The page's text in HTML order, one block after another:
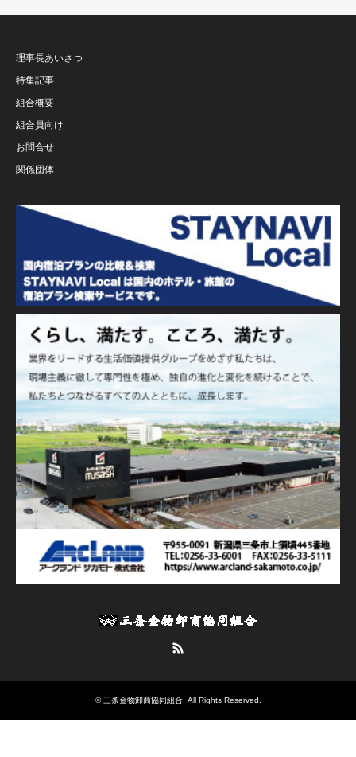
理事長あいさつ
特集記事
組合概要
組合員向け
お問合せ
関係団体
© 三条金物卸商協同組合. All Rights Reserved.